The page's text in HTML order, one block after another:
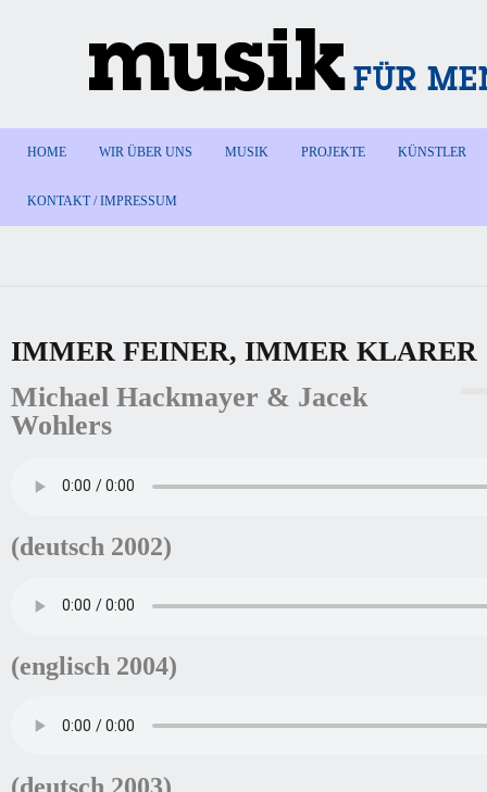
HOME WIR ÜBER UNS MUSIK PROJEKTE KÜNSTLER
KONTAKT / IMPRESSUM
IMMER FEINER, IMMER KLARER
Michael Hackmayer & Jacek
Wohlers
(deutsch 2002)
(englisch 2004)
(deutsch 2003)